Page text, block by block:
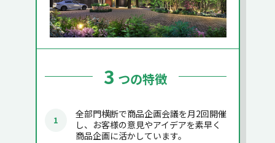
3 つの特徴
全部門横断で商品企画会議を月2回開催
し、お客様の意見やアイデアを素早く
商品企画に活かしています。